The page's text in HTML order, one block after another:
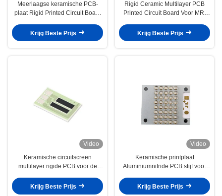
Meerlaagse keramische PCB-
plaat Rigid Printed Circuit Board
Krijg Beste Prijs
Rigid Ceramic Multilayer PCB
Printed Circuit Board Voor MRI
Krijg Beste Prijs
Video
Keramische circuitscreen
multilayer rigide PCB voor de
Krijg Beste Prijs
Video
Keramische printplaat
Aluminiumnitride PCB stijf voor
Krijg Beste Prijs